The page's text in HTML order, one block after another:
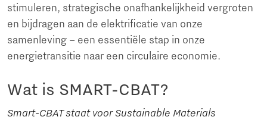
stimuleren, strategische onafhankelijkheid vergroten
en bijdragen aan de elektrificatie van onze
samenleving – een essentiële stap in onze
energietransitie naar een circulaire economie.
Wat is SMART-CBAT?
Smart-CBAT staat voor Sustainable Materials